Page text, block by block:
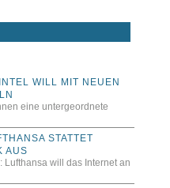
WILL MIT NEUEN
eine untergeordnete
STATTET
AUS
Lufthansa will das Internet an